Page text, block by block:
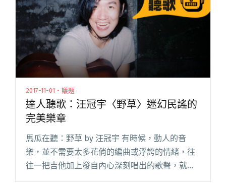
題】90年代台灣小朋友，都聽哪些「大姐姐」的
歌長大？"
2017-11-01・議題
達人聽歌：汪冠宇〈野草〉迷幻民謠的
完美樂章
馬瓜在聽：野草 by 汪冠宇 有時候，動人的音
樂，並不需要太多花俏的編曲或浮誇的情緒，往
往一把吉他加上發自內心深刻唱出的歌聲，就足
以成就一首經典。由曾獲多項吉他及民歌創作比